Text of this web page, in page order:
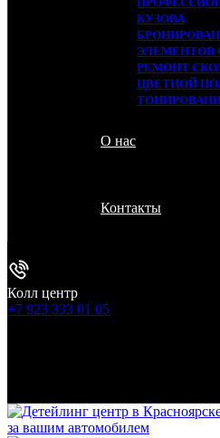
КУЗОВА
ЭЛЕМЕНТОВ
РЕМОНТ
ЦВЕТНОЙ
О нас
Контакты
Колл центр
+7 923 333 01 05